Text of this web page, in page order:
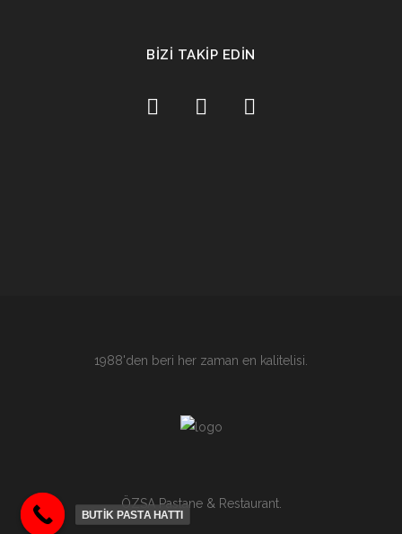
BİZİ TAKİP EDİN
1988'den beri her zaman en kalitelisi.
ÖZSA Pastane & Restaurant.
BUTİK PASTA HATTI